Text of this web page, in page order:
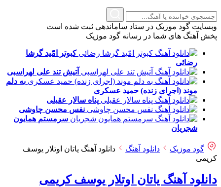
وبسایت گود موزیک در ستاد ساماندهی ثبت شده است
پخش آهنگ های شما در رسانه گود موزیک
کبوتر امّید گرشا
رضائی
آتیش تند علی لهراسبی
به دلم
موند (اجرای زنده) حمید عسکری
پناه سالار عقیلی
نفس محسن چاوشی
سرمستم همایون
شجریان
گود موزیک دانلود آهنگ
دانلود آهنگ یاتان اوتلار یوسف
کریمی
دانلود آهنگ یاتان اوتلار یوسف کریمی